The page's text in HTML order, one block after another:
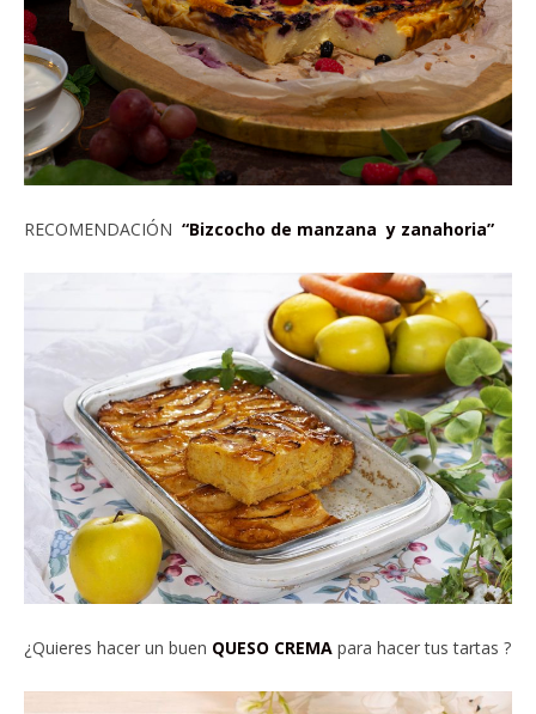
RECOMENDACIÓN “Bizcocho de manzana y zanahoria”
¿Quieres hacer un buen QUESO CREMA para hacer tus tartas ?